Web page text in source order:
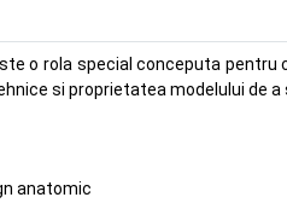
o rola special conceputa
si proprietatea modelului de
anatomic